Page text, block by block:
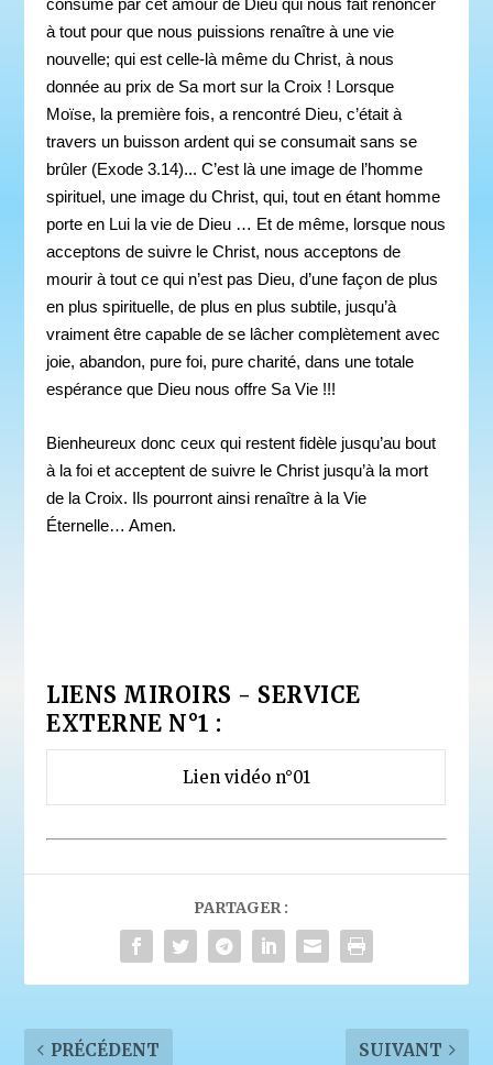
à tout pour que nous puissions renaître à une vie
nouvelle; qui est celle-là même du Christ, à nous
donnée au prix de Sa mort sur la Croix ! Lorsque
Moïse, la première fois, a rencontré Dieu, c’était à
travers un buisson ardent qui se consumait sans se
brûler (Exode 3.14)... C’est là une image de l’homme
spirituel, une image du Christ, qui, tout en étant homme
porte en Lui la vie de Dieu … Et de même, lorsque nous
acceptons de suivre le Christ, nous acceptons de
mourir à tout ce qui n’est pas Dieu, d’une façon de plus
en plus spirituelle, de plus en plus subtile, jusqu’à
vraiment être capable de se lâcher complètement avec
joie, abandon, pure foi, pure charité, dans une totale
espérance que Dieu nous offre Sa Vie !!!
Bienheureux donc ceux qui restent fidèle jusqu’au bout
à la foi et acceptent de suivre le Christ jusqu’à la mort
de la Croix. Ils pourront ainsi renaître à la Vie
Éternelle… Amen.
LIENS MIROIRS - SERVICE
EXTERNE N°1 :
Lien vidéo n°01
PARTAGER :
PRÉCÉDENT SUIVANT